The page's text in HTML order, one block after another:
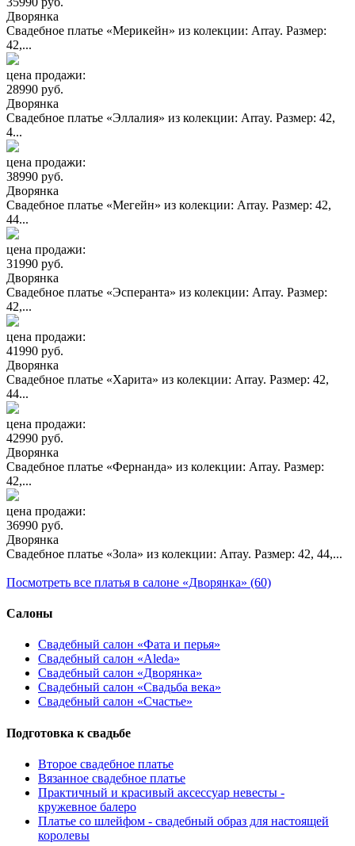
Дворянка
Свадебное платье «Мерикейн» из колекции: Array. Размер:
42,...
цена продажи:
28990 руб.
Дворянка
Свадебное платье «Эллалия» из колекции: Array. Размер: 42,
4...
цена продажи:
38990 руб.
Дворянка
Свадебное платье «Мегейн» из колекции: Array. Размер: 42,
44...
цена продажи:
31990 руб.
Дворянка
Свадебное платье «Эсперанта» из колекции: Array. Размер:
42,...
цена продажи:
41990 руб.
Дворянка
Свадебное платье «Харита» из колекции: Array. Размер: 42,
44...
цена продажи:
42990 руб.
Дворянка
Свадебное платье «Фернанда» из колекции: Array. Размер:
42,...
цена продажи:
36990 руб.
Дворянка
Свадебное платье «Зола» из колекции: Array. Размер: 42, 44,...
Посмотреть все платья в салоне «Дворянка» (60)
Салоны
Свадебный салон «Фата и перья»
Свадебный салон «Aleda»
Свадебный салон «Дворянка»
Свадебный салон «Свадьба века»
Свадебный салон «Счастье»
Подготовка к свадьбе
Второе свадебное платье
Вязанное свадебное платье
Практичный и красивый аксессуар невесты -
кружевное балеро
Платье со шлейфом - свадебный образ для настоящей
королевы